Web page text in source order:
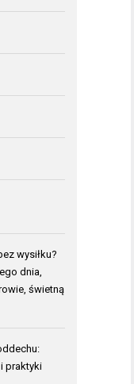
wysiłku?
dnia,
świetną
praktyki